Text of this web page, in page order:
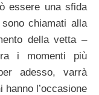
essere una sfida
chiamati alla
della vetta –
i momenti più
adesso, varrà
l’occasione